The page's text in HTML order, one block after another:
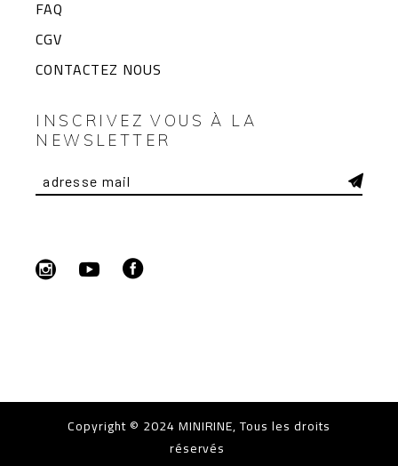
FAQ
CGV
CONTACTEZ NOUS
INSCRIVEZ VOUS À LA
NEWSLETTER
Copyright © 2024MINIRINE, Tous les droits
réservés